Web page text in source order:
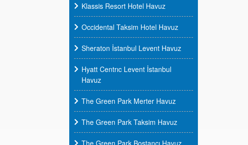
Klassis Resort Hotel Havuz
Occidental Taksim Hotel Havuz
Sheraton İstanbul Levent Havuz
Hyatt Centrıc Levent İstanbul
Havuz
The Green Park Merter Havuz
The Green Park Taksim Havuz
The Green Park Bostancı Havuz